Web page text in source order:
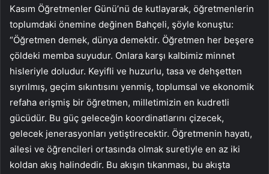
Kasım Öğretmenler Günü’nü de kutlayarak, öğretmenlerin
toplumdaki önemine değinen Bahçeli, şöyle konuştu:
“Öğretmen demek, dünya demektir. Öğretmen her beşere
çöldeki memba suyudur. Onlara karşı kalbimiz minnet
hisleriyle doludur. Keyifli ve huzurlu, tasa ve dehşetten
sıyrılmış, geçim sıkıntısını yenmiş, toplumsal ve ekonomik
refaha erişmiş bir öğretmen, milletimizin en kudretli
gücüdür. Bu güç geleceğin koordinatlarını çizecek,
gelecek jenerasyonları yetiştirecektir. Öğretmenin hayatı,
ailesi ve öğrencileri ortasında olmak suretiyle en az iki
koldan akış halindedir. Bu akışın tıkanması, bu akışta